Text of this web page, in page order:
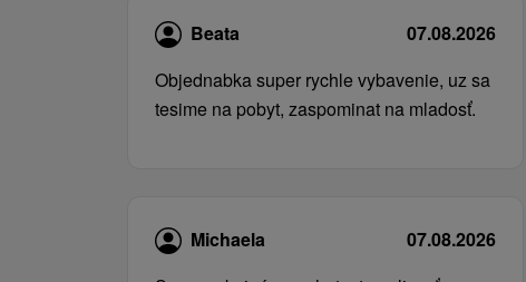
Beata
07.08.2026
Objednabka super rychle vybavenie, uz sa
tesime na pobyt, zaspominat na mladosť.
Michaela
07.08.2026